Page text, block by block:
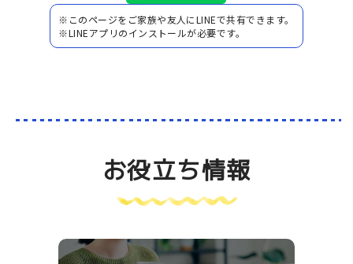
※このページをご家族や友人にLINEで共有できます。
※LINEアプリのインストールが必要です。
お役立ち情報